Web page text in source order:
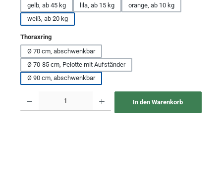
gelb, ab 45 kg
lila, ab 15 kg
orange, ab 10 kg
weiß, ab 20 kg
Thoraxringauswählen
Ø 70 cm, abschwenkbar
Ø 70-85 cm, Pelotte mit Aufständer
Ø 90 cm, abschwenkbar
In den Warenkorb